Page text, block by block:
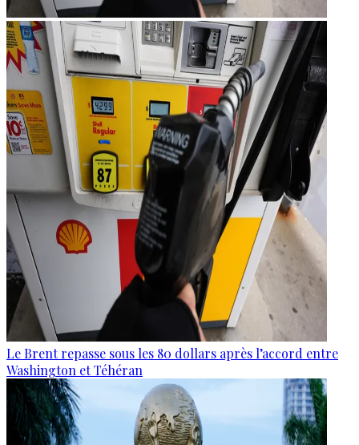
Le Brent repasse sous les 80 dollars après l’accord entre
Washington et Téhéran